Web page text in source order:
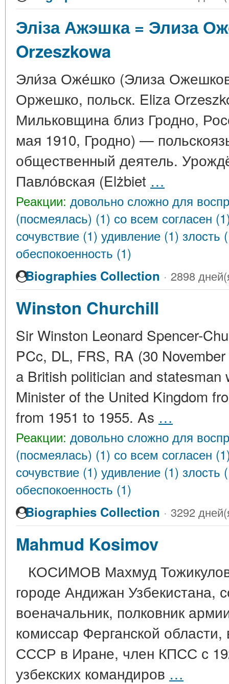
Эліза Ажэшка = Элиза
Orzeszkowa
Эли́за Оже́шко (Элиза
Оржешко, польск. Eliza
Мильковщина близ Гродно,
мая 1910, Гродно) —
общественный деятель.
Павло́вская (Elżbiet …
Реакции: довольно сложно для
(посмеялась) (1) со всем согласен
сочувствие (1) удивление (1) злость
обеспокоенность (1)
Biographies Collection · 2898
Winston Churchill
Sir Winston Leonard Spencer-
PCc, DL, FRS, RA (30
a British politician and
Minister of the United Kingdom
from 1951 to 1955. As …
Реакции: довольно сложно для
(посмеялась) (1) со всем согласен
сочувствие (1) удивление (1) злость
обеспокоенность (1)
Biographies Collection · 3292
Mahmud Kosimov
КОСИМОВ Махмуд
городе Андижан Узбекистана,
военачальник, полковник
комиссар Ферганской
СССР в Иране, член КПСС с
узбекских командиров …